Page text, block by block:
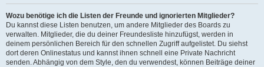
Wozu benötige ich die Listen der Freunde und ignorierten Mitglieder?
Du kannst diese Listen benutzen, um andere Mitglieder des Boards zu
verwalten. Mitglieder, die du deiner Freundesliste hinzufügst, werden in
deinem persönlichen Bereich für den schnellen Zugriff aufgelistet. Du siehst
dort deren Onlinestatus und kannst ihnen schnell eine Private Nachricht
senden. Abhängig von dem Style, den du verwendest, können Beiträge deiner